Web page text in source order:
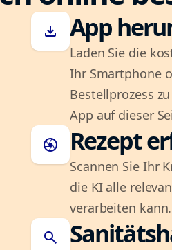
download App
Laden Sie die
Ihr Smartphone
Bestellprozess
App auf dieser
camera Rezept
Scannen Sie Ihr
die KI alle
verarbeiten kann.
search